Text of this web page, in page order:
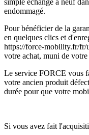
endommagé.
Pour bénéficier de la
en quelques clics et
https://force-mobility.fr/fr/
votre achat, muni de
Le service FORCE vous
votre ancien produit
durée pour que votre
Si vous avez fait